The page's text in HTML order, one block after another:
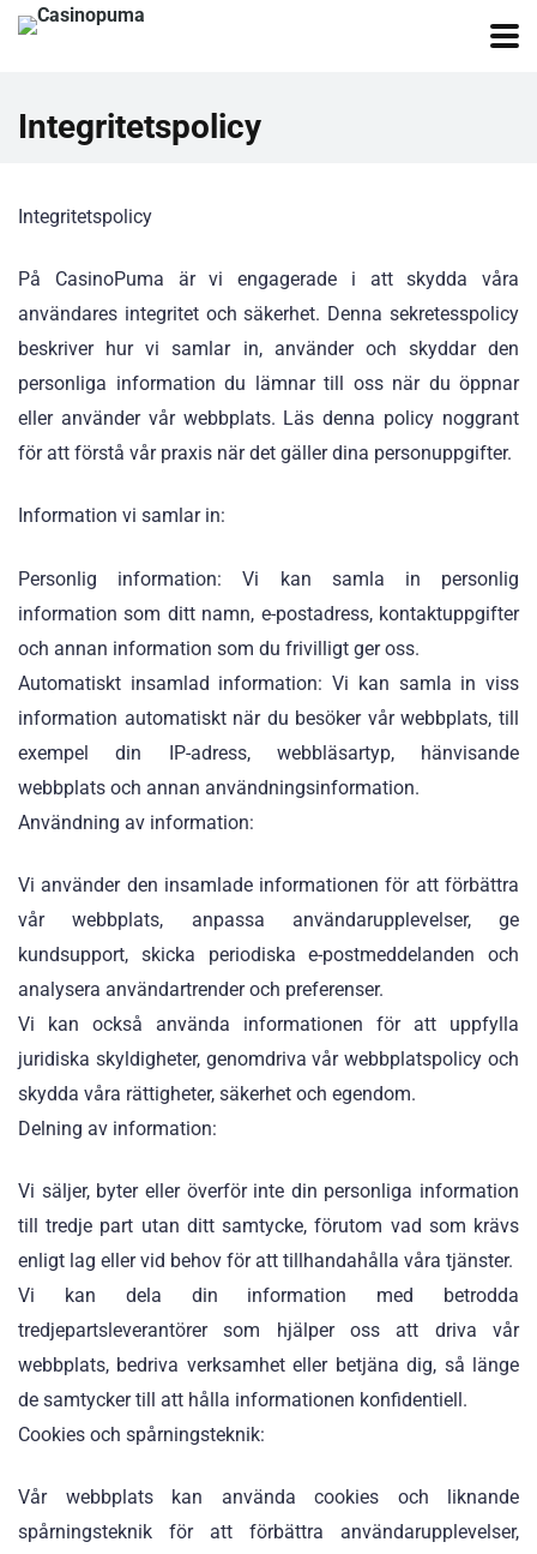
Integritetspolicy
Integritetspolicy
På CasinoPuma är vi engagerade i att skydda våra
användares integritet och säkerhet. Denna sekretesspolicy
beskriver hur vi samlar in, använder och skyddar den
personliga information du lämnar till oss när du öppnar
eller använder vår webbplats. Läs denna policy noggrant
för att förstå vår praxis när det gäller dina personuppgifter.
Information vi samlar in:
Personlig information: Vi kan samla in personlig
information som ditt namn, e-postadress, kontaktuppgifter
och annan information som du frivilligt ger oss.
Automatiskt insamlad information: Vi kan samla in viss
information automatiskt när du besöker vår webbplats, till
exempel din IP-adress, webbläsartyp, hänvisande
webbplats och annan användningsinformation.
Användning av information:
Vi använder den insamlade informationen för att förbättra
vår webbplats, anpassa användarupplevelser, ge
kundsupport, skicka periodiska e-postmeddelanden och
analysera användartrender och preferenser.
Vi kan också använda informationen för att uppfylla
juridiska skyldigheter, genomdriva vår webbplatspolicy och
skydda våra rättigheter, säkerhet och egendom.
Delning av information:
Vi säljer, byter eller överför inte din personliga information
till tredje part utan ditt samtycke, förutom vad som krävs
enligt lag eller vid behov för att tillhandahålla våra tjänster.
Vi kan dela din information med betrodda
tredjepartsleverantörer som hjälper oss att driva vår
webbplats, bedriva verksamhet eller betjäna dig, så länge
de samtycker till att hålla informationen konfidentiell.
Cookies och spårningsteknik:
Vår webbplats kan använda cookies och liknande
spårningsteknik för att förbättra användarupplevelser,